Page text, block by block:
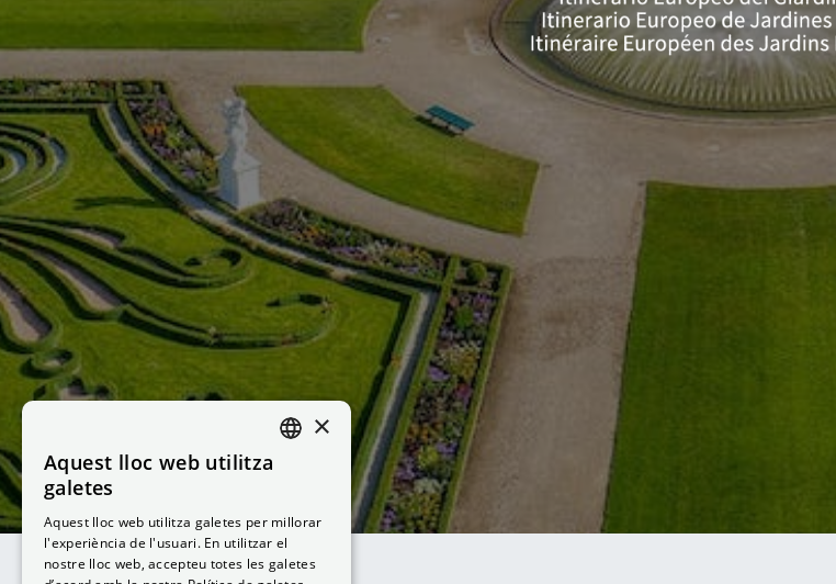
×
Aquest lloc web utilitza
galetes
Aquest lloc web utilitza galetes per millorar
l'experiència de l'usuari. En utilitzar el
nostre lloc web, accepteu totes les galetes